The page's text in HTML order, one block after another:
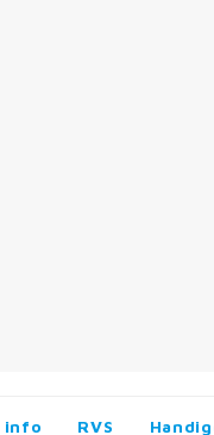
info RVS